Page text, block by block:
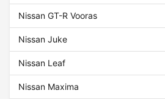
Nissan GT-R Vooras
Nissan Juke
Nissan Leaf
Nissan Maxima